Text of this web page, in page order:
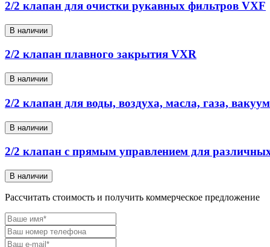
2/2 клапан для очистки рукавных фильтров VXF
В наличии
2/2 клапан плавного закрытия VXR
В наличии
2/2 клапан для воды, воздуха, масла, газа,
В наличии
2/2 клапан с прямым управлением для
В наличии
Рассчитать стоимость и получить коммерческое предложение